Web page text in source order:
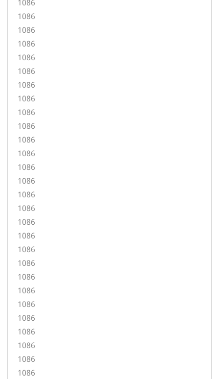
1086
1086
1086
1086
1086
1086
1086
1086
1086
1086
1086
1086
1086
1086
1086
1086
1086
1086
1086
1086
1086
1086
1086
1086
1086
1086
1086
1086